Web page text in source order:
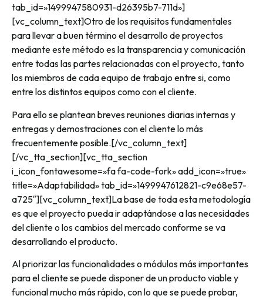
tab_id=»1499947580931-d26395b7-711d»]
[vc_column_text]Otro de los requisitos fundamentales
para llevar a buen término el desarrollo de proyectos
mediante este método es la transparencia y comunicación
entre todas las partes relacionadas con el proyecto, tanto
los miembros de cada equipo de trabajo entre si, como
entre los distintos equipos como con el cliente.
Para ello se plantean breves reuniones diarias internas y
entregas y demostraciones con el cliente lo más
frecuentemente posible.[/vc_column_text]
[/vc_tta_section][vc_tta_section
i_icon_fontawesome=»fa fa-code-fork» add_icon=»true»
title=»Adaptabilidad» tab_id=»1499947612821-c9e68e57-
a725″][vc_column_text]La base de toda esta metodología
es que el proyecto pueda ir adaptándose a las necesidades
del cliente o los cambios del mercado conforme se va
desarrollando el producto.
Al priorizar las funcionalidades o módulos más importantes
para el cliente se puede disponer de un producto viable y
funcional mucho más rápido, con lo que se puede probar,